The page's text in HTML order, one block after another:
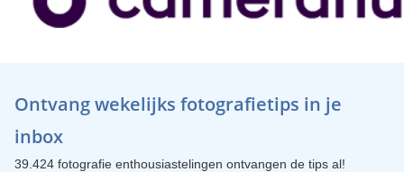
Ontvang wekelijks fotografietips in je
inbox
39.424 fotografie enthousiastelingen ontvangen de tips al!